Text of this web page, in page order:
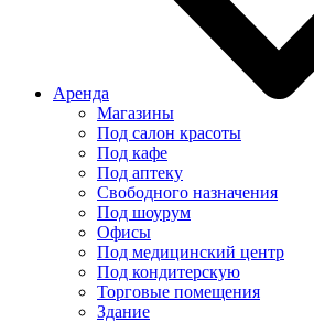
Аренда
Магазины
Под салон красоты
Под кафе
Под аптеку
Свободного назначения
Под шоурум
Офисы
Под медицинский центр
Под кондитерскую
Торговые помещения
Здание